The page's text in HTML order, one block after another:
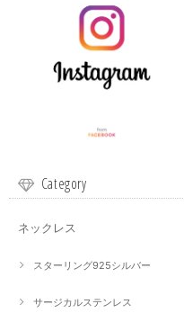
Category
ネックレス
スターリング925シルバー
サージカルステンレス